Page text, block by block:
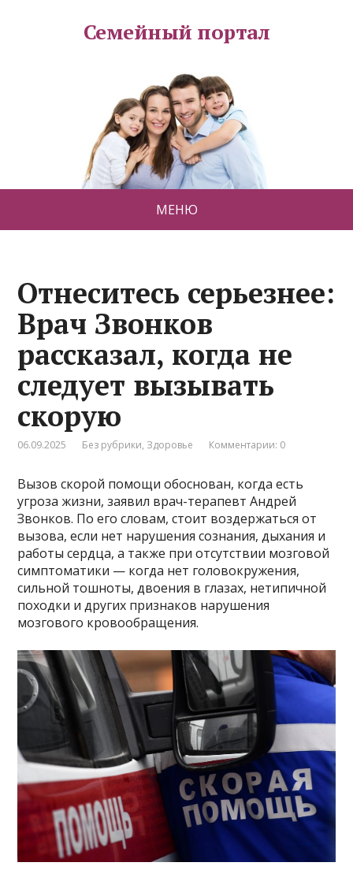
Семейный портал
МЕНЮ
Отнеситесь серьезнее:
Врач Звонков
рассказал, когда не
следует вызывать
скорую
06.09.2025 Без рубрики, Здоровье Комментарии: 0
Вызов скорой помощи обоснован, когда есть
угроза жизни, заявил врач-терапевт Андрей
Звонков. По его словам, стоит воздержаться от
вызова, если нет нарушения сознания, дыхания и
работы сердца, а также при отсутствии мозговой
симптоматики — когда нет головокружения,
сильной тошноты, двоения в глазах, нетипичной
походки и других признаков нарушения
мозгового кровообращения.